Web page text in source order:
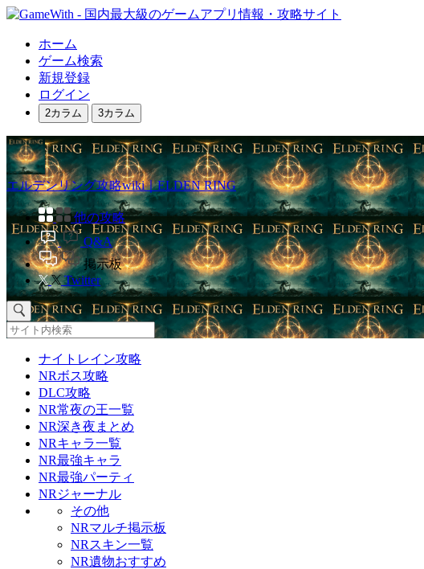
ホーム
ゲーム検索
新規登録
ログイン
2カラム 3カラム
エルデンリング攻略wiki｜ELDEN RING
他の攻略
Q&A
掲示板
Twitter
ナイトレイン攻略
NRボス攻略
DLC攻略
NR常夜の王一覧
NR深き夜まとめ
NRキャラ一覧
NR最強キャラ
NR最強パーティ
NRジャーナル
その他
NRマルチ掲示板
NRスキン一覧
NR遺物おすすめ